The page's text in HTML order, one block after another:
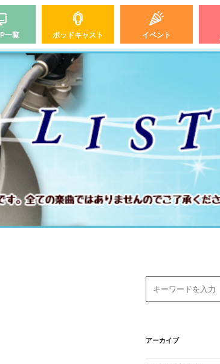
一覧 ポッドキャスト イベント
アーカイブ